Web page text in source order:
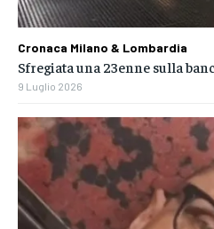
Cronaca Milano & Lombardia
Sfregiata una 23enne sulla
9 Luglio 2026